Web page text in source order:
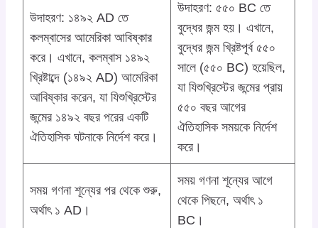
উদাহরণ: ১৪৯২ AD তে
কলম্বাসের আমেরিকা আবিষ্কার
করে। এখানে, কলম্বাস ১৪৯২
খ্রিষ্টাব্দে (১৪৯২ AD) আমেরিকা
আবিষ্কার করেন, যা যিশুখ্রিস্টের
জন্মের ১৪৯২ বছর পরের একটি
ঐতিহাসিক ঘটনাকে নির্দেশ করে।
উদাহরণ: ৫৫০ BC তে
বুদ্ধের জন্ম হয়। এখানে,
বুদ্ধের জন্ম খ্রিষ্টপূর্ব ৫৫০
সালে (৫৫০ BC) হয়েছিল,
যা যিশুখ্রিস্টের জন্মের প্রায়
৫৫০ বছর আগের
ঐতিহাসিক সময়কে নির্দেশ
করে।
সময় গণনা শূন্যের পর থেকে শুরু,
অর্থাৎ ১ AD।
সময় গণনা শূন্যের আগে
থেকে পিছনে, অর্থাৎ ১
BC।